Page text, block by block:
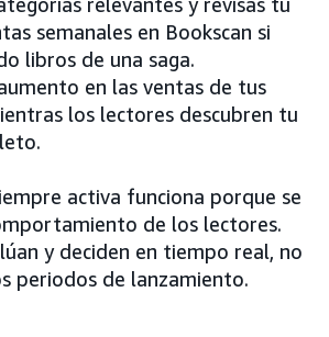
semanales en Bookscan si
libros de una saga.
en las ventas de tus
los lectores descubren tu
activa funciona porque se
de los lectores.
y deciden en tiempo real, no
periodos de lanzamiento.